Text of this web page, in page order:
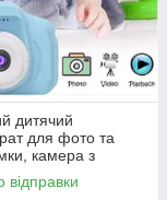
дитячий
для фото та
камера з
Smart Kids X200,
відправки